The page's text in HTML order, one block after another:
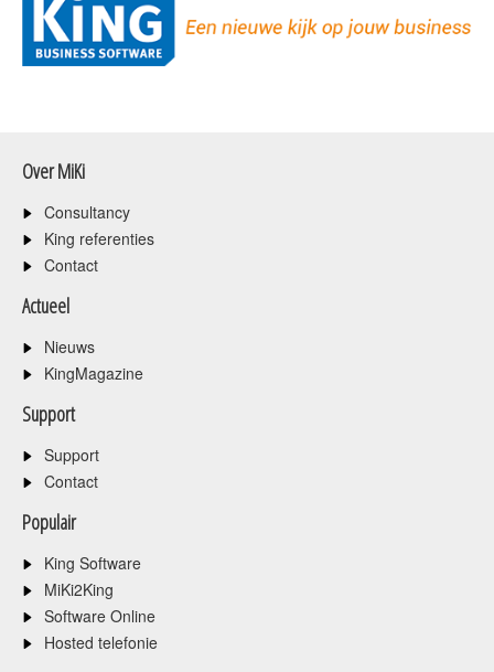
Over MiKi
Consultancy
King referenties
Contact
Actueel
Nieuws
KingMagazine
Support
Support
Contact
Populair
King Software
MiKi2King
Software Online
Hosted telefonie